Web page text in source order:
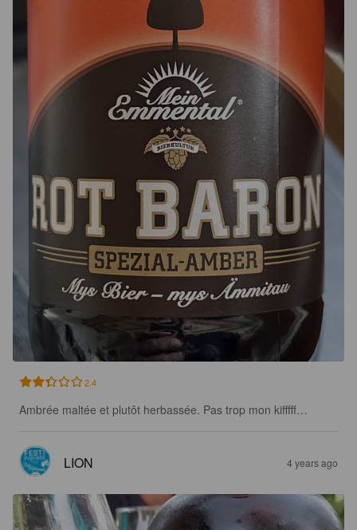
2.4
Ambrée maltée et plutôt herbassée. Pas trop mon kifffff…
LION 4 years ago